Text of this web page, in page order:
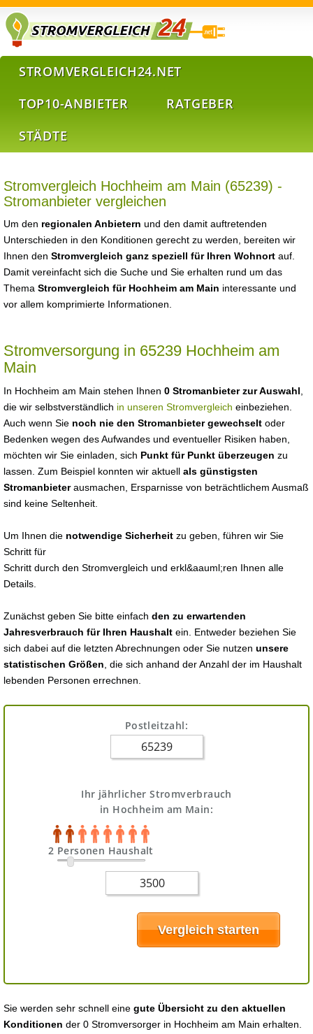
STROMVERGLEICH24.NET
TOP10-ANBIETER
RATGEBER
STÄDTE
Stromvergleich Hochheim am Main (65239) -
Stromanbieter vergleichen
Um den regionalen Anbietern und den damit auftretenden
Unterschieden in den Konditionen gerecht zu werden, bereiten wir
Ihnen den Stromvergleich ganz speziell für Ihren Wohnort auf.
Damit vereinfacht sich die Suche und Sie erhalten rund um das
Thema Stromvergleich für Hochheim am Main interessante und
vor allem komprimierte Informationen.
Stromversorgung in 65239 Hochheim am
Main
In Hochheim am Main stehen Ihnen 0 Stromanbieter zur Auswahl
die wir selbstverständlich in unseren Stromvergleich einbeziehen.
Auch wenn Sie noch nie den Stromanbieter gewechselt oder
Bedenken wegen des Aufwandes und eventueller Risiken haben,
möchten wir Sie einladen, sich Punkt für Punkt überzeugen zu
lassen. Zum Beispiel konnten wir aktuell als günstigsten
Stromanbieterausmachen, Ersparnisse von beträchtlichem Ausmaß
sind keine Seltenheit.
Um Ihnen die notwendige Sicherheit zu geben, führen wir Sie
Schritt für
Schritt durch den Stromvergleich und erkl&aauml;ren Ihnen alle
Details.
Zunächst geben Sie bitte einfach den zu erwartenden
Jahresverbrauch für Ihren Haushalt ein. Entweder beziehen Sie
sich dabei auf die letzten Abrechnungen oder Sie nutzen unsere
statistischen Größen , die sich anhand der Anzahl der im Haushalt
lebenden Personen errechnen.
Postleitzahl:
Ihr jährlicher Stromverbrauch
in Hochheim am Main:
2 Personen Haushalt
Sie werden sehr schnell eine gute Übersicht zu den aktuellen
Konditionen der 0 Stromversorger in Hochheim am Main erhalten.